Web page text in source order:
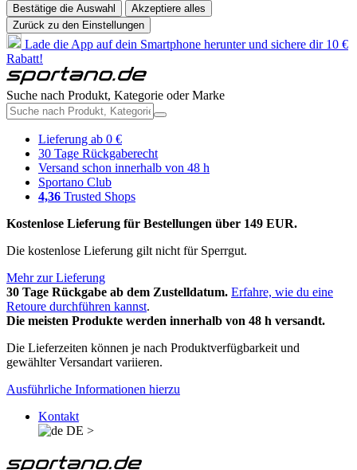
Bestätige die Auswahl
Akzeptiere alles
Zurück zu den Einstellungen
Lade die App auf dein Smartphone herunter und sichere dir 10 €
Rabatt!
Suche nach Produkt, Kategorie oder Marke
Lieferung ab 0 €
30 Tage Rückgaberecht
Versand schon innerhalb von 48 h
Sportano Club
4,36 Trusted Shops
Kostenlose Lieferung für Bestellungen über 149 EUR.
Die kostenlose Lieferung gilt nicht für Sperrgut.
Mehr zur Lieferung
30 Tage Rückgabe ab dem Zustelldatum. Erfahre, wie du eine
Retoure durchführen kannst.
Die meisten Produkte werden innerhalb von 48 h versandt.
Die Lieferzeiten können je nach Produktverfügbarkeit und
gewählter Versandart variieren.
Ausführliche Informationen hierzu
Kontakt
DE >